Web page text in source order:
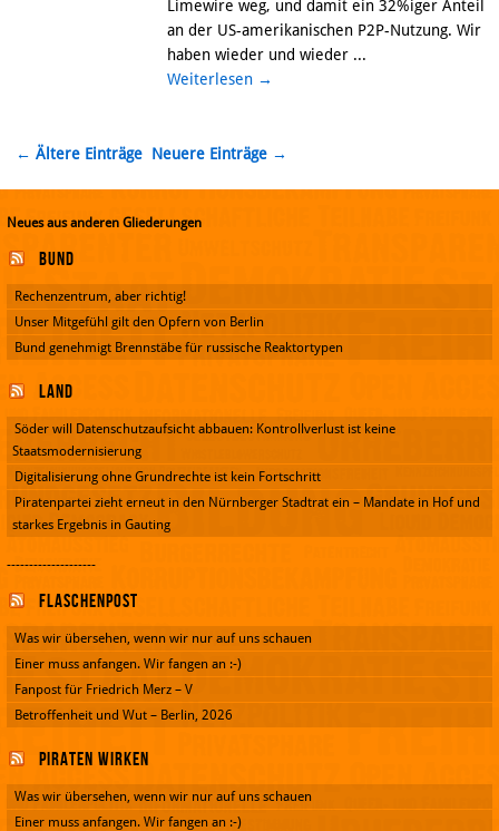
Limewire weg, und damit ein 32%iger Anteil
an der US-amerikanischen P2P-Nutzung. Wir
haben wieder und wieder ...
Weiterlesen →
← Ältere Einträge Neuere Einträge →
Neues aus anderen Gliederungen
Bund
Rechenzentrum, aber richtig!
Unser Mitgefühl gilt den Opfern von Berlin
Bund genehmigt Brennstäbe für russische Reaktortypen
Land
Söder will Datenschutzaufsicht abbauen: Kontrollverlust ist keine
Staatsmodernisierung
Digitalisierung ohne Grundrechte ist kein Fortschritt
Piratenpartei zieht erneut in den Nürnberger Stadtrat ein – Mandate in Hof und
starkes Ergebnis in Gauting
--------------------
Flaschenpost
Was wir übersehen, wenn wir nur auf uns schauen
Einer muss anfangen. Wir fangen an :-)
Fanpost für Friedrich Merz – V
Betroffenheit und Wut – Berlin, 2026
Piraten wirken
Was wir übersehen, wenn wir nur auf uns schauen
Einer muss anfangen. Wir fangen an :-)